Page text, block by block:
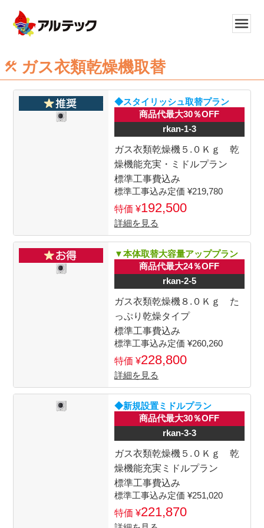
ガス衣類乾燥機取替
◆スタイリッシュ取替プラン
商品代最大30％OFF
rkan-1-3
ガス衣類乾燥機５.０Ｋｇ 乾
燥機能充実・ミドルプラン
標準工事費込み
219,780
192,500
詳細を見る
▼本体取替大容量アッププラン
商品代最大24％OFF
rkan-2-5
ガス衣類乾燥機８.０Ｋｇ た
っぷり乾燥タイプ
標準工事費込み
260,260
228,800
詳細を見る
◆新規設置ミドルプラン
商品代最大30％OFF
rkan-3-3
ガス衣類乾燥機５.０Ｋｇ 乾
燥機能充実ミドルプラン
標準工事費込み
251,020
221,870